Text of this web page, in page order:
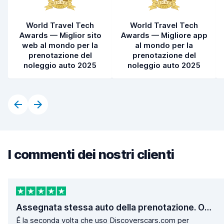
World Travel Tech
Awards — Miglior sito
web al mondo per la
prenotazione del
noleggio auto 2025
World Travel Tech
Awards — Migliore app
al mondo per la
prenotazione del
noleggio auto 2025
I commenti dei nostri clienti
Assegnata stessa auto della prenotazione. Operazioni di ritiro e consegna velocissime.
É la seconda volta che uso Discoverscars.com per